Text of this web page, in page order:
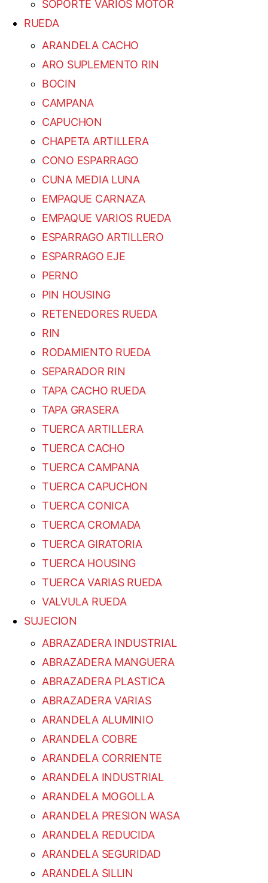
SOPORTE VARIOS MOTOR
RUEDA
ARANDELA CACHO
ARO SUPLEMENTO RIN
BOCIN
CAMPANA
CAPUCHON
CHAPETA ARTILLERA
CONO ESPARRAGO
CUNA MEDIA LUNA
EMPAQUE CARNAZA
EMPAQUE VARIOS RUEDA
ESPARRAGO ARTILLERO
ESPARRAGO EJE
PERNO
PIN HOUSING
RETENEDORES RUEDA
RIN
RODAMIENTO RUEDA
SEPARADOR RIN
TAPA CACHO RUEDA
TAPA GRASERA
TUERCA ARTILLERA
TUERCA CACHO
TUERCA CAMPANA
TUERCA CAPUCHON
TUERCA CONICA
TUERCA CROMADA
TUERCA GIRATORIA
TUERCA HOUSING
TUERCA VARIAS RUEDA
VALVULA RUEDA
SUJECION
ABRAZADERA INDUSTRIAL
ABRAZADERA MANGUERA
ABRAZADERA PLASTICA
ABRAZADERA VARIAS
ARANDELA ALUMINIO
ARANDELA COBRE
ARANDELA CORRIENTE
ARANDELA INDUSTRIAL
ARANDELA MOGOLLA
ARANDELA PRESION WASA
ARANDELA REDUCIDA
ARANDELA SEGURIDAD
ARANDELA SILLIN